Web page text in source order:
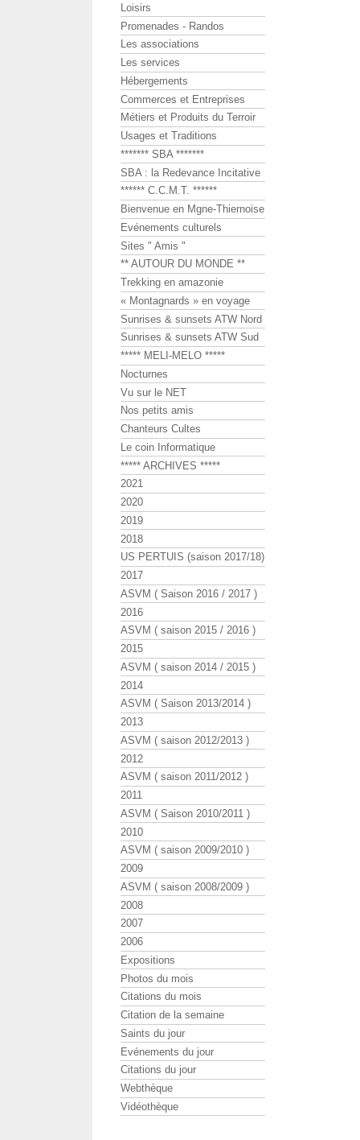
Loisirs
Promenades - Randos
Les associations
Les services
Hébergements
Commerces et Entreprises
Métiers et Produits du Terroir
Usages et Traditions
******* SBA *******
SBA : la Redevance Incitative
****** C.C.M.T. ******
Bienvenue en Mgne-Thiernoise
Evénements culturels
Sites " Amis "
** AUTOUR DU MONDE **
Trekking en amazonie
« Montagnards » en voyage
Sunrises & sunsets ATW Nord
Sunrises & sunsets ATW Sud
***** MELI-MELO *****
Nocturnes
Vu sur le NET
Nos petits amis
Chanteurs Cultes
Le coin Informatique
***** ARCHIVES *****
2021
2020
2019
2018
US PERTUIS (saison 2017/18)
2017
ASVM ( Saison 2016 / 2017 )
2016
ASVM ( saison 2015 / 2016 )
2015
ASVM ( saison 2014 / 2015 )
2014
ASVM ( Saison 2013/2014 )
2013
ASVM ( saison 2012/2013 )
2012
ASVM ( saison 2011/2012 )
2011
ASVM ( Saison 2010/2011 )
2010
ASVM ( saison 2009/2010 )
2009
ASVM ( saison 2008/2009 )
2008
2007
2006
Expositions
Photos du mois
Citations du mois
Citation de la semaine
Saints du jour
Evénements du jour
Citations du jour
Webthèque
Vidéothèque